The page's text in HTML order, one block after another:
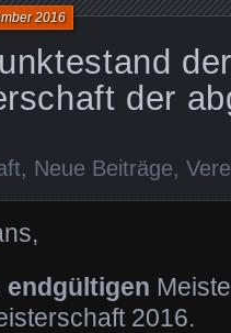
der
2016
, Neue Beiträge,
endgültigen
2016.